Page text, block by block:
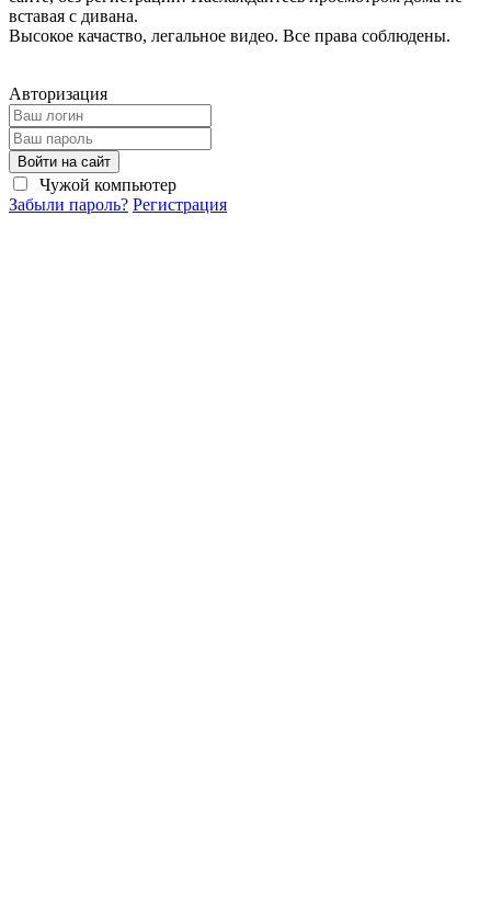
вставая с дивана.
Высокое качаство, легальное видео. Все права соблюдены.
Авторизация
Войти на сайт
Чужой компьютер
Забыли пароль? Регистрация